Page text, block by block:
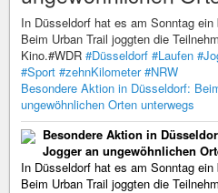
In Düsseldorf hat es am Sonntag
Beim Urban Trail joggten die
Kino.#WDR #Düsseldorf #Laufen
#Sport #zehnKilometer #NRW
Besondere Aktion in Düsseldorf:
ungewöhnlichen Orten unterwegs
Besondere Aktion in
Jogger an ungewöhnlichen
In Düsseldorf hat es am Sonntag
Beim Urban Trail joggten die